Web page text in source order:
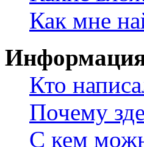
Как мне
Кто
Почему
С кем